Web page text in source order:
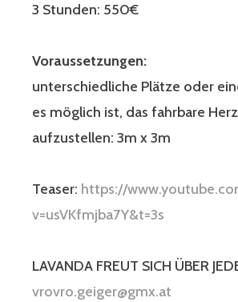
3 Stunden: 550€
Voraussetzungen:
unterschiedliche Plätze oder
es möglich ist, das fahrbare
aufzustellen: 3m x 3m
Teaser: https://
v=usVKfmjba7Y&t=3s
LAVANDA FREUT SICH ÜBER
vrovro.geiger@gmx.at